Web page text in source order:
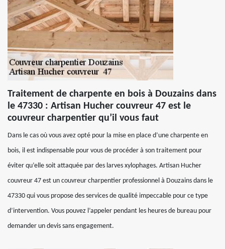
Traitement de charpente en bois à Douzains dans
le 47330 : Artisan Hucher couvreur 47 est le
couvreur charpentier qu’il vous faut
Dans le cas où vous avez opté pour la mise en place d’une charpente en
bois, il est indispensable pour vous de procéder à son traitement pour
éviter qu’elle soit attaquée par des larves xylophages. Artisan Hucher
couvreur 47 est un couvreur charpentier professionnel à Douzains dans le
47330 qui vous propose des services de qualité impeccable pour ce type
d’intervention. Vous pouvez l’appeler pendant les heures de bureau pour
demander un devis sans engagement.